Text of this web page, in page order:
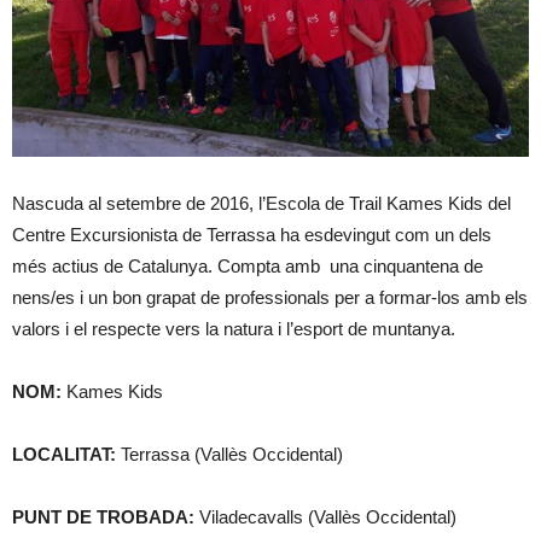
Nascuda al setembre de 2016, l’Escola de Trail Kames Kids del
Centre Excursionista de Terrassa ha esdevingut com un dels
més actius de Catalunya. Compta amb una cinquantena de
nens/es i un bon grapat de professionals per a formar-los amb els
valors i el respecte vers la natura i l’esport de muntanya.
NOM: Kames Kids
LOCALITAT: Terrassa (Vallès Occidental)
PUNT DE TROBADA: Viladecavalls (Vallès Occidental)